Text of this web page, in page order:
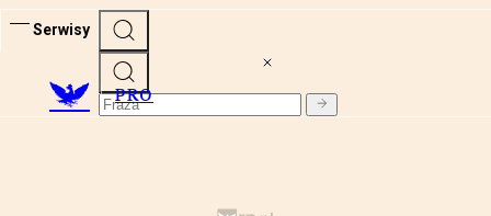
Serwisy
PRO